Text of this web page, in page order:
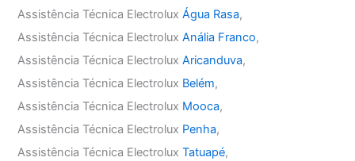
Assistência Técnica ElectroluxÁgua Rasa,
Assistência Técnica ElectroluxAnália Franco,
Assistência Técnica ElectroluxAricanduva,
Assistência Técnica Electrolux Belém,
Assistência Técnica Electrolux Mooca,
Assistência Técnica Electrolux Penha,
Assistência Técnica ElectroluxTatuapé,